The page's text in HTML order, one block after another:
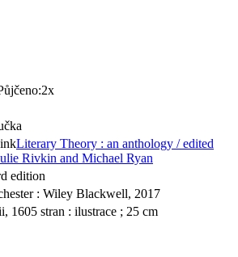
Literary Theory : an anthology / edited
Rivkin and Michael Ryan
edition
: Wiley Blackwell, 2017
1605 stran : ilustrace ; 25 cm